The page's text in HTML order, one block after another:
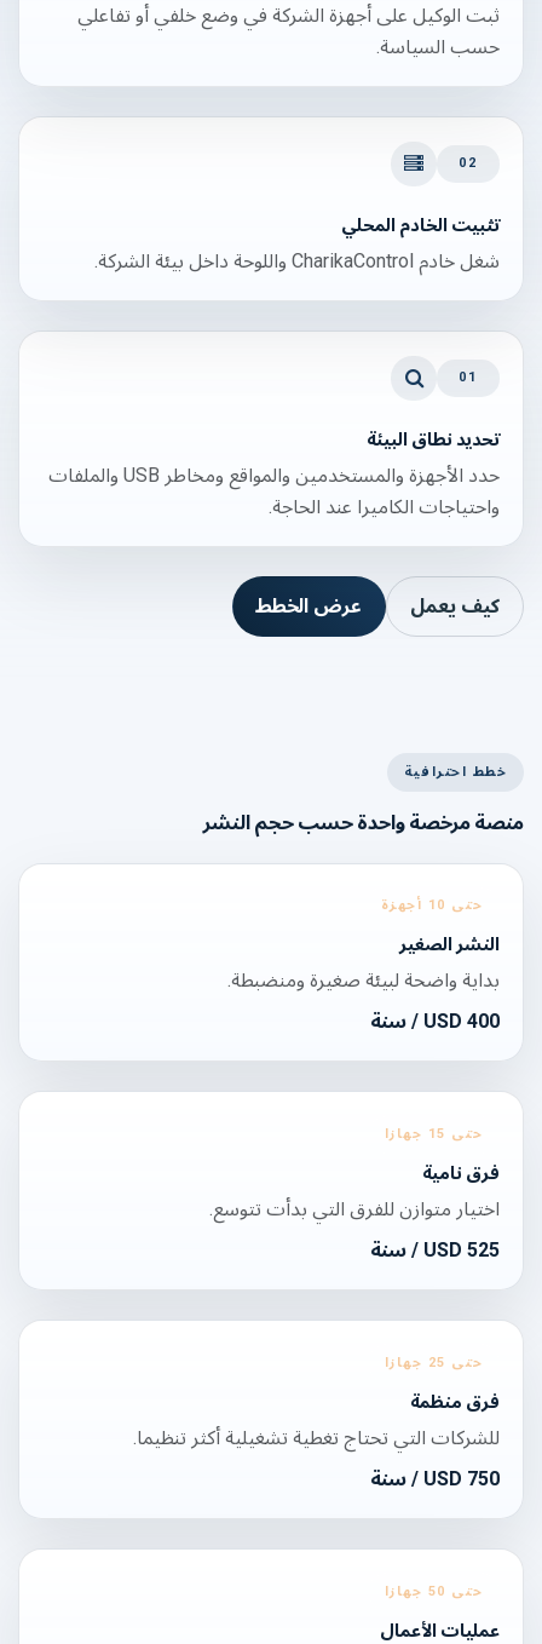
01
تحديد نطاق البيئة
حدد الأجهزة والمستخدمين والمواقع ومخاطر USB والملفات
واحتياجات الكاميرا عند الحاجة.
02
تثبيت الخادم المحلي
شغل خادم CharikaControl واللوحة داخل بيئة الشركة.
ثبت الوكيل على أجهزة الشركة في وضع خلفي أو تفاعلي
حسب السياسة.
كيف يعمل عرض الخطط
خطط احترافية
منصة مرخصة واحدة حسب حجم النشر
حتى 10 أجهزة
النشر الصغير
بداية واضحة لبيئة صغيرة ومنضبطة.
400
USD / سنة
حتى 15 جهازا
فرق نامية
اختيار متوازن للفرق التي بدأت تتوسع.
525
USD / سنة
حتى 25 جهازا
فرق منظمة
للشركات التي تحتاج تغطية تشغيلية أكثر تنظيما.
750
USD / سنة
حتى 50 جهازا
عمليات الأعمال